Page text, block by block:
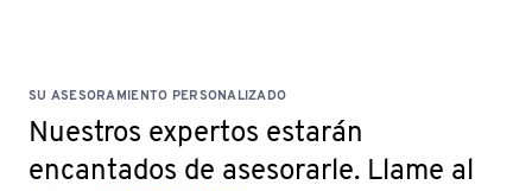
SU ASESORAMIENTO PERSONALIZADO
Nuestros expertos estarán
encantados de asesorarle. Llame al